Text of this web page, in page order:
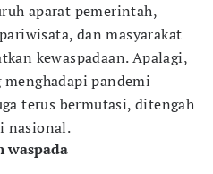
aparat pemerintah,
dan masyarakat
kewaspadaan. Apalagi,
pandemi
terus bermutasi, ditengah
nasional.
waspada